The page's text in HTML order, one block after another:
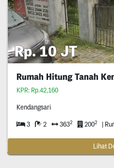
Rp. 10 JT
KPR: Rp.42,160
Kendangsari
3 2 3632 2002 |
Lihat